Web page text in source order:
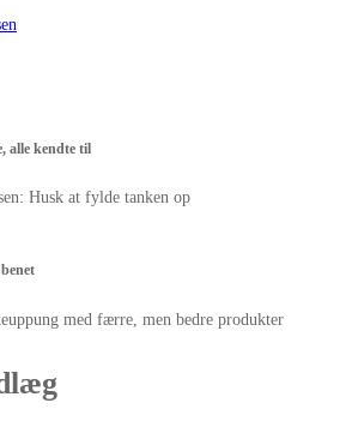
alle kendte til
Husk at fylde tanken op
med færre, men bedre produkter